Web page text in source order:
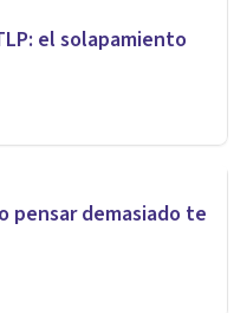
el solapamiento
pensar demasiado te